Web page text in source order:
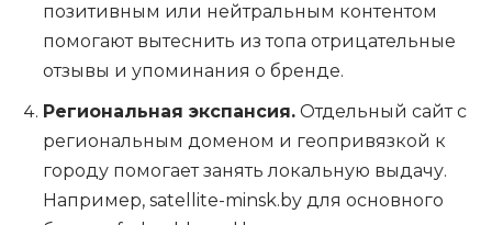
позитивным или нейтральным контентом
помогают вытеснить из топа отрицательные
отзывы и упоминания о бренде.
Региональная экспансия. Отдельный сайт с
региональным доменом и геопривязкой к
городу помогает занять локальную выдачу.
Например, satellite-minsk.by для основного